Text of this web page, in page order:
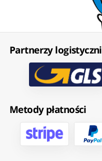
Partnerzy logistyczni
Metody płatności